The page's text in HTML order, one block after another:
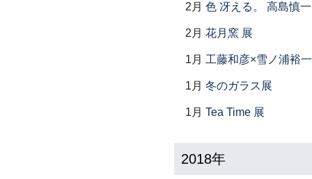
2月 色 冴える。 高島慎
2月 花月窯 展
1月 工藤和彦×雪ノ浦裕
1月 冬のガラス展
1月 Tea Time 展
2018年